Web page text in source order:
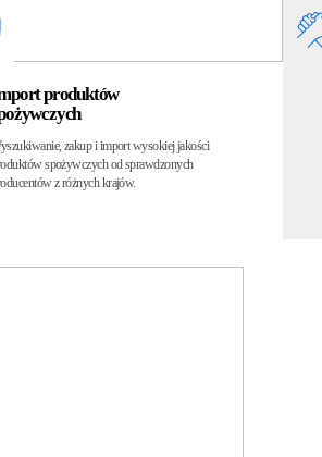
na
polskim
dystrybucja do krajowych sieci
klientów hurtowych, e-commerce oraz
HoReCa.